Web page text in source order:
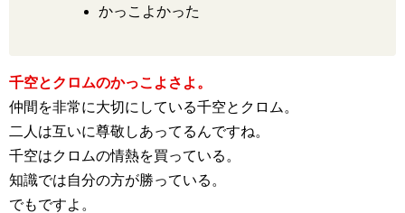
かっこよかった
千空とクロムのかっこよさよ。
仲間を非常に大切にしている千空とクロム。
二人は互いに尊敬しあってるんですね。
千空はクロムの情熱を買っている。
知識では自分の方が勝っている。
でもですよ。